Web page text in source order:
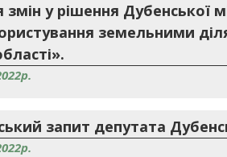
у рішення Дубенської
земельними
запит депутата